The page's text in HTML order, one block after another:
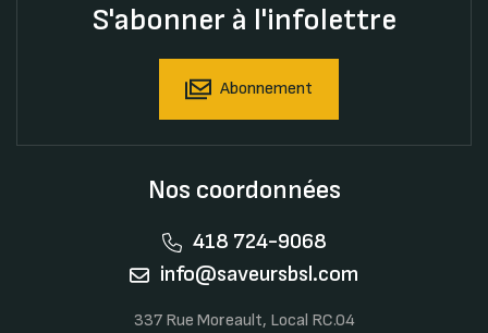
S'abonner à l'infolettre
Abonnement
Nos coordonnées
418 724-9068
info@saveursbsl.com
337 Rue Moreault, Local RC.04